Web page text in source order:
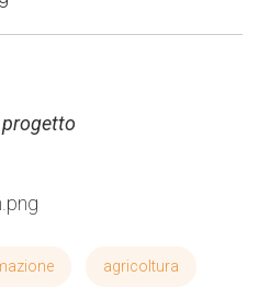
progetto
agricoltura